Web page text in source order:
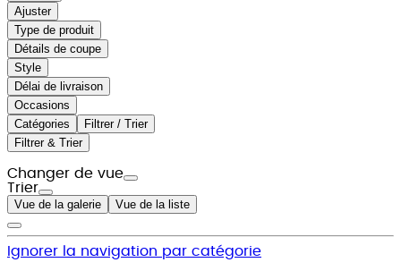
Ajuster
Type de produit
Détails de coupe
Style
Délai de livraison
Occasions
Catégories
Filtrer / Trier
Filtrer & Trier
Changer de vue
Trier
Vue de la galerie Vue de la liste
Ignorer la navigation par catégorie